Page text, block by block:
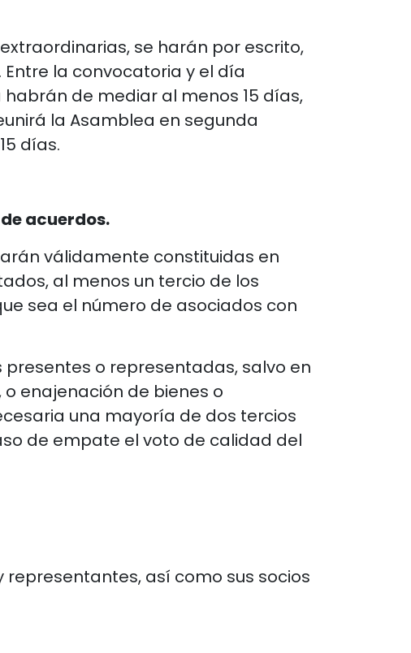
se harán por escrito,
la convocatoria y el día
de mediar al menos 15 días,
la Asamblea en segunda
días.
acuerdos.
válidamente constituidas en
al menos un tercio de los
sea el número de asociados con
o representadas, salvo en
enajenación de bienes o
una mayoría de dos tercios
de empate el voto de calidad del
así como sus socios